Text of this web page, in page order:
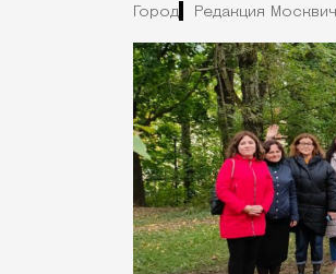
Город Редакция